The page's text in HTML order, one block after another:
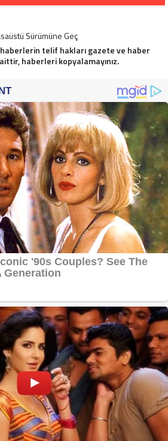
Sürümüne Geç
telif hakları gazete ve haber
haberleri kopyalamayınız.